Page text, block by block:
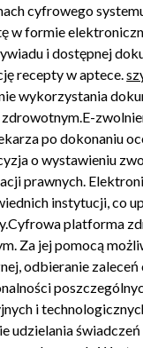
cyfrowego
w formie
i dostępnej
recepty w aptece.
wykorzystania
po dokonaniu
o wystawieniu
prawnych.
instytucji, co
platforma
Za jej pomocą
odbieranie
i
udzielania